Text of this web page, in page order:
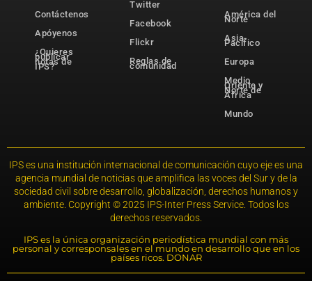
Contáctenos
Apóyenos
¿Quieres
publicar
notas de
IPS?
Twitter
Facebook
Flickr
Reglas de
comunidad
América del
Norte
Asia-
Pacífico
Europa
Medio
Oriente y
Norte de
África
Mundo
IPS es una institución internacional de comunicación cuyo eje es una
agencia mundial de noticias que amplifica las voces del Sur y de la
sociedad civil sobre desarrollo, globalización, derechos humanos y
ambiente. Copyright © 2025 IPS-Inter Press Service. Todos los
derechos reservados.
IPS es la única organización periodística mundial con más
personal y corresponsales en el mundo en desarrollo que en los
países ricos. DONAR